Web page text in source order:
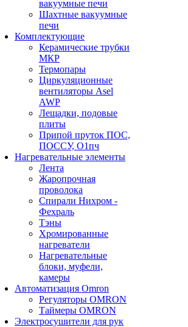
вакуумные печи
Шахтные вакуумные
печи
Комплектующие
Керамические трубки
МКР
Термопары
Циркуляционные
вентиляторы Asel
AWP
Лещадки, подовые
плиты
Припой пруток ПОС,
ПОССУ, О1пч
Нагревательные элементы
Лента
Жаропрочная
проволока
Спирали Нихром -
Фехраль
Тэны
Хромированные
нагреватели
Нагревательные
блоки, муфели,
камеры
Автоматизация Omron
Регуляторы OMRON
Таймеры OMRON
Электросушители для рук